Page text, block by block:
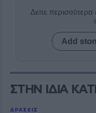
Δείτε
Add
ΣΤΗΝ ΙΔΙΑ
ΔΡΑΣΕΙΣ